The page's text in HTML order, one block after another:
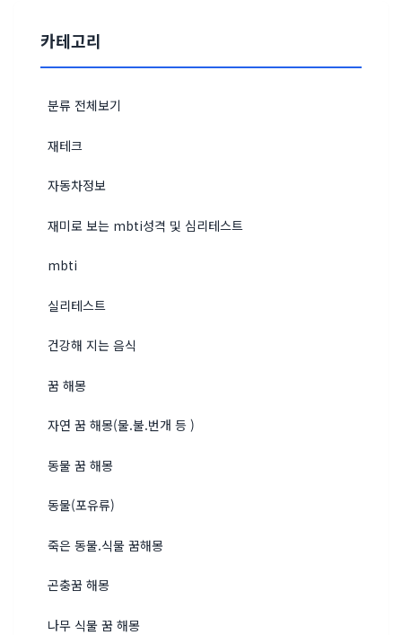
카테고리
분류 전체보기
재테크
자동차정보
재미로 보는 mbti성격 및 심리테스트
mbti
실리테스트
건강해 지는 음식
꿈 해몽
자연 꿈 해몽(물.불.번개 등 )
동물 꿈 해몽
동물(포유류)
죽은 동물.식물 꿈해몽
곤충꿈 해몽
나무 식물 꿈 해몽